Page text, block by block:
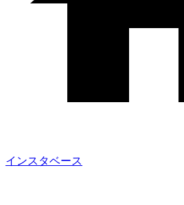
インスタベース